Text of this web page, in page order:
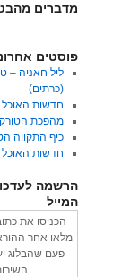
מדברים
פוסטים
ליל חאניה –
(כרתים)
חדשות האוכל 28.7.16
מהפכת
כיף התקווה
חדשות האוכל 24.3.16
הרשמה
המייל
הכניסו את
מלאו אחר
פעם שהבלוג